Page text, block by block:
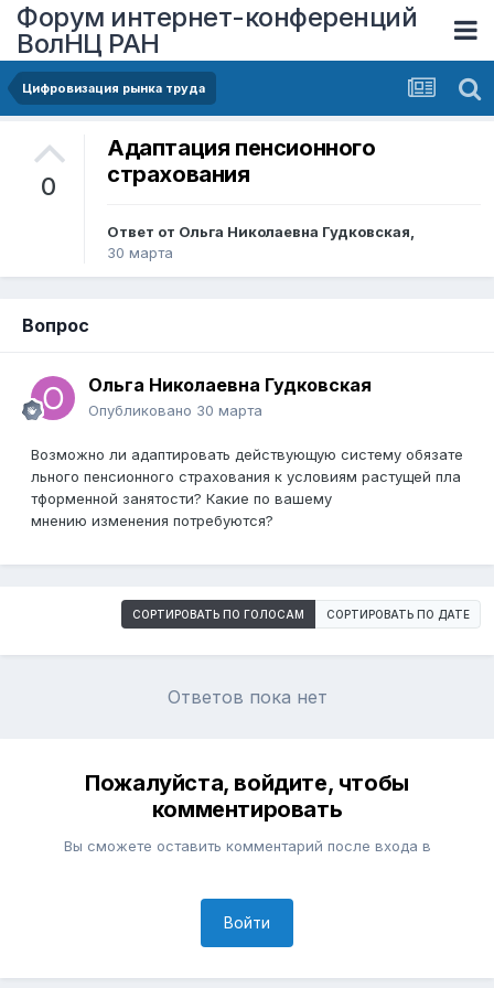
Форум интернет-конференций
ВолНЦ РАН
Цифровизация рынка труда
0
Адаптация пенсионного
страхования
Ответ от Ольга Николаевна Гудковская,
30 марта
Вопрос
Ольга Николаевна Гудковская
Опубликовано 30 марта
Возможно ли адаптировать действующую систему обязате
льного пенсионного страхования к условиям растущей пла
тформенной занятости? Какие по вашему
мнению изменения потребуются?
СОРТИРОВАТЬ ПО ГОЛОСАМ СОРТИРОВАТЬ ПО ДАТЕ
Ответов пока нет
Пожалуйста, войдите, чтобы
комментировать
Вы сможете оставить комментарий после входа в
Войти